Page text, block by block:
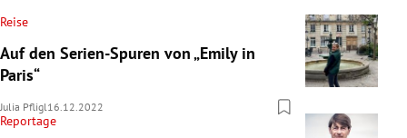
Reise
Auf den Serien-Spuren von „Emily in
Paris“
Julia Pfligl16.12.2022
Reportage